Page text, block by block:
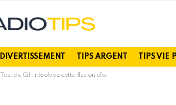
DIVERTISSEMENT TIPS ARGENT TIPS VIE
Test de QI : résolvez cette illusion d’optique et montrez votre GRANDE COMPÉTENCE visuelle, 98 % ont échoué